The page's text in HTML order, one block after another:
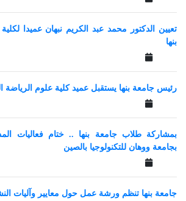
تعيين الدكتور محمد عبد الكريم نبهان عميدا
بنها
رئيس جامعة بنها يستقبل عميد كلية علوم الرياضة
بمشاركة طلاب جامعة بنها .. ختام فعاليات
بجامعة ووهان للتكنولوجيا بالصين
جامعة بنها تنظم ورشة عمل حول معايير وآليات